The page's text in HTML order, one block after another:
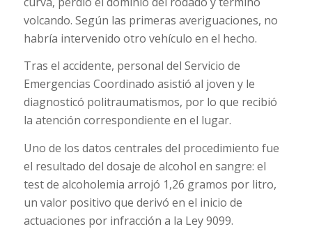
volcando. Según las primeras averiguaciones, no
habría intervenido otro vehículo en el hecho.
Tras el accidente, personal del Servicio de
Emergencias Coordinado asistió al joven y le
diagnosticó politraumatismos, por lo que recibió
la atención correspondiente en el lugar.
Uno de los datos centrales del procedimiento fue
el resultado del dosaje de alcohol en sangre: el
test de alcoholemia arrojó 1,26 gramos por litro,
un valor positivo que derivó en el inicio de
actuaciones por infracción a la Ley 9099.